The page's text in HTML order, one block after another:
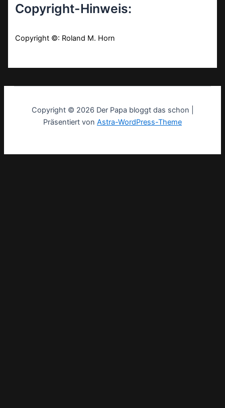
Copyright-Hinweis:
Copyright ©: Roland M. Horn
Copyright © 2026 Der Papa bloggt das schon |
Präsentiert von Astra-WordPress-Theme